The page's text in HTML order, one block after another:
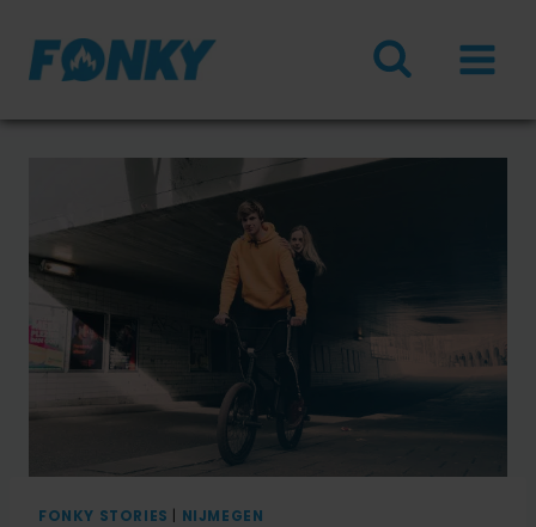
naar
inhoud
FONKY STORIES NIJMEGEN